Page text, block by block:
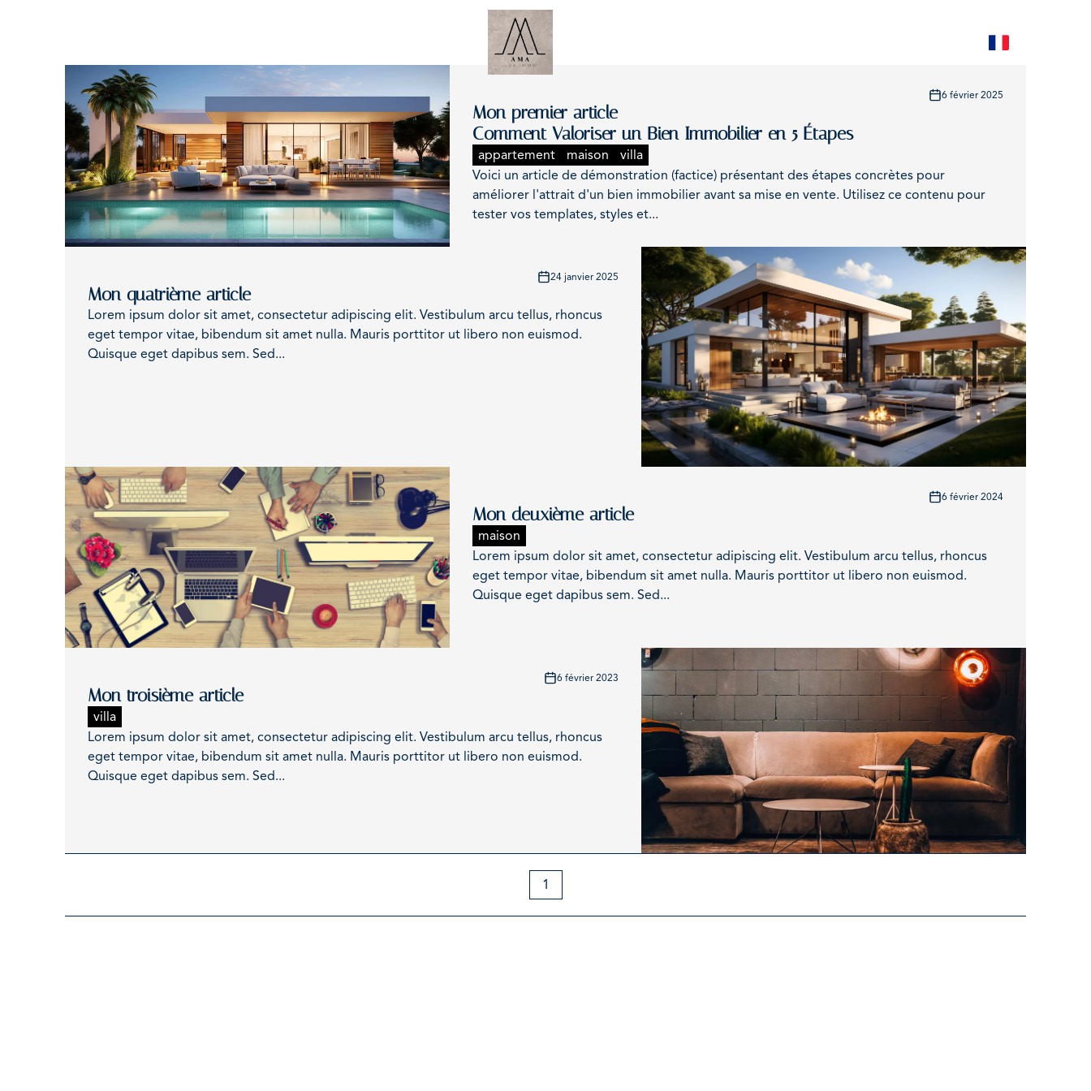
6 février 2025
Mon premier article
Comment Valoriser un Bien Immobilier en 5 Étapes
appartement maison
villa
Voici un article de démonstration (factice) présentant des étapes concrètes pour
améliorer l'attrait d'un bien immobilier avant sa mise en vente. Utilisez ce contenu pour
tester vos templates, styles et...
24 janvier 2025
Mon quatrième article
Lorem ipsum dolor sit amet, consectetur adipiscing elit. Vestibulum arcu tellus, rhoncus
eget tempor vitae, bibendum sit amet nulla. Mauris porttitor ut libero non euismod.
Quisque eget dapibus sem. Sed...
6 février 2024
Mon deuxième article
maison
Lorem ipsum dolor sit amet, consectetur adipiscing elit. Vestibulum arcu tellus, rhoncus
eget tempor vitae, bibendum sit amet nulla. Mauris porttitor ut libero non euismod.
Quisque eget dapibus sem. Sed...
6 février 2023
Mon troisième article
villa
Lorem ipsum dolor sit amet, consectetur adipiscing elit. Vestibulum arcu tellus, rhoncus
eget tempor vitae, bibendum sit amet nulla. Mauris porttitor ut libero non euismod.
Quisque eget dapibus sem. Sed...
1